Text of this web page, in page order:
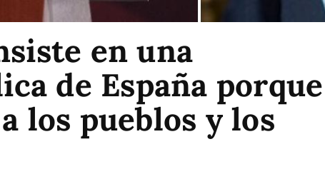
en una
de España porque
los pueblos y los